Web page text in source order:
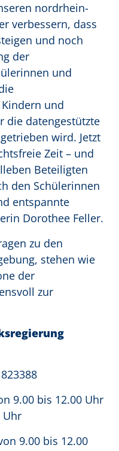
nordrhein-
verbessern, dass
und noch
der
und
und
die datengestützte
wird. Jetzt
Zeit – und
Beteiligten
den Schülerinnen
entspannte
Dorothee Feller.
zu den
stehen wie
der
zur
9.00 bis 12.00 Uhr
Uhr
9.00 bis 12.00